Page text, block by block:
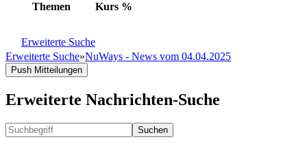
Themen Kurs %
Erweiterte Suche
Erweiterte Suche»NuWays - News vom 04.04.2025
Push Mitteilungen
Erweiterte Nachrichten-Suche
Suchen